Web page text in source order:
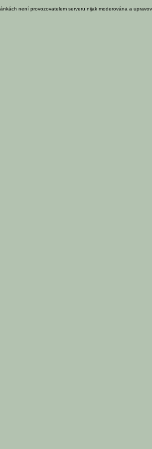
není provozovatelem serveru nijak moderována a